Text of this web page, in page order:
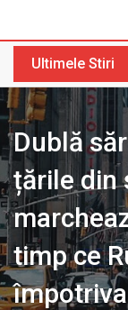
Ultimele Stiri
Dublă
țările din
timp ce